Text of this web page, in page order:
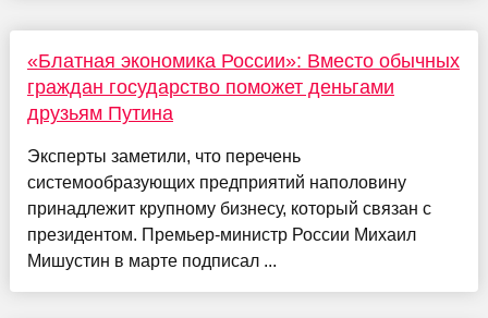
«Блатная экономика России»: Вместо обычных
граждан государство поможет деньгами
друзьям Путина
Эксперты заметили, что перечень
системообразующих предприятий наполовину
принадлежит крупному бизнесу, который связан с
президентом. Премьер-министр России Михаил
Мишустин в марте подписал ...